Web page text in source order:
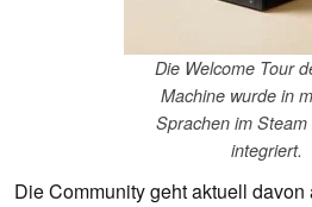
Die Welcome Tour
Machine wurde in
Sprachen im Steam
integriert.
Die Community geht aktuell